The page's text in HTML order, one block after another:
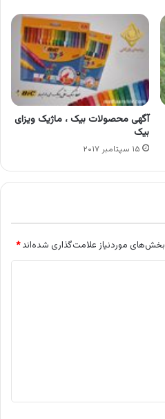
آگهی محصولات بیک ، ماژیک ویزای
بیک
۱۵ سپتامبر ۲۰۱۷
بخش‌های موردنیاز علامت‌گذاری شده‌اند*